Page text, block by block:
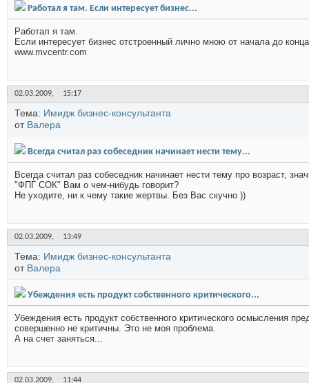
Работал я там. Если интересует бизнес...
Работал я там.
Если интересует бизнес отстроенный лично мною от начала до
www.mvcentr.com
02.03.2009, 15:17
Тема: Имидж бизнес-консультанта
от Валера
Всегда считал раз собеседник начинает нести тему...
Всегда считал раз собеседник начинает нести тему про возраст,
"ФПГ СОК" Вам о чем-нибудь говорит?
Не уходите, ни к чему такие жертвы. Без Вас скучно ))
02.03.2009, 13:49
Тема: Имидж бизнес-консультанта
от Валера
Убеждения есть продукт собственного критического...
Убеждения есть продукт собственного критического осмысления
совершенно не критичны. Это не моя проблема.
А на счет заняться...
02.03.2009, 11:44